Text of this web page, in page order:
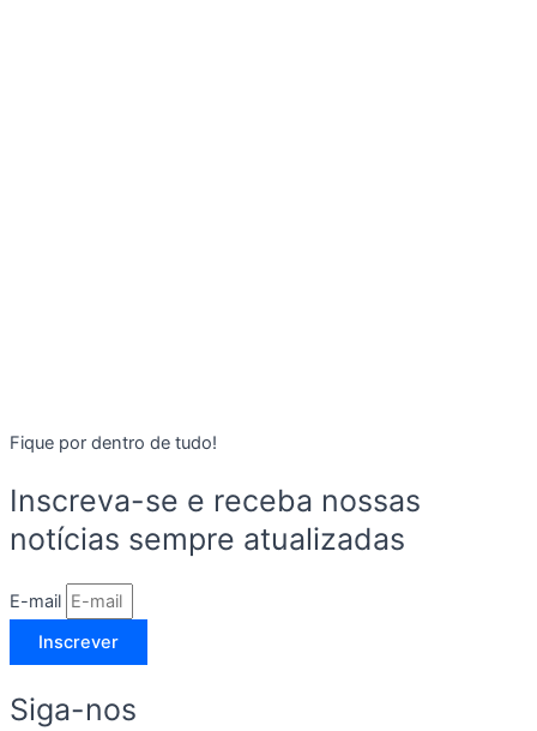
Fique por dentro de tudo!
Inscreva-se e receba nossas
notícias sempre atualizadas
E-mail
Inscrever
Siga-nos